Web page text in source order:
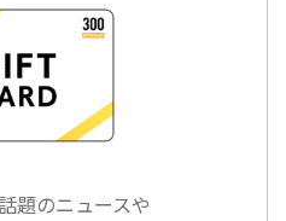
題のニュースや